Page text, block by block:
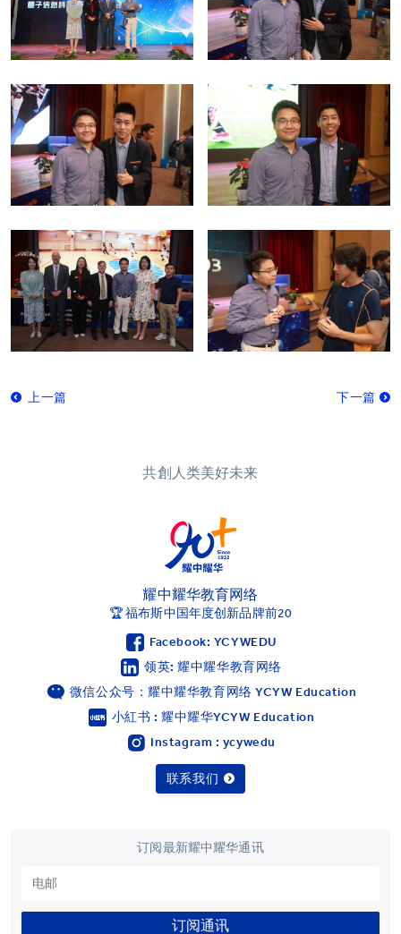
上一篇 下一篇
共創人类美好未来
耀中耀华教育网络
🏆 福布斯中国年度创新品牌前20
Facebook: YCYWEDU
领英: 耀中耀华教育网络
微信公众号：耀中耀华教育网络 YCYW Education
小紅书 : 耀中耀华YCYW Education
Instagram : ycywedu
联系我们
订阅最新耀中耀华通讯
订阅通讯